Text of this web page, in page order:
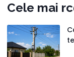
Cele mai